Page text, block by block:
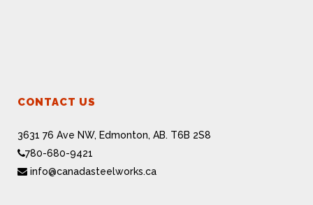
CONTACT US
3631 76 Ave NW, Edmonton, AB. T6B 2S8
780-680-9421
info@canadasteelworks.ca